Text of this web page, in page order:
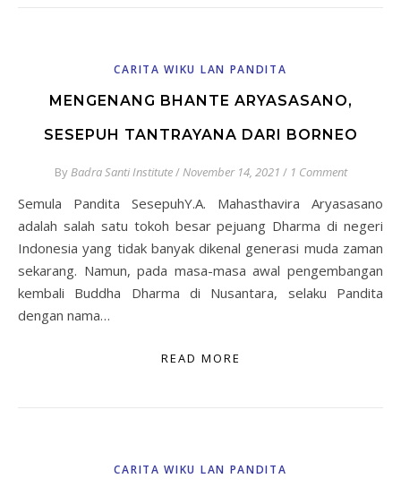
CARITA WIKU LAN PANDITA
MENGENANG BHANTE ARYASASANO,
SESEPUH TANTRAYANA DARI BORNEO
ByBadra Santi Institute/November 14, 2021 / 1 Comment
Semula Pandita SesepuhY.A. Mahasthavira Aryasasano
adalah salah satu tokoh besar pejuang Dharma di negeri
Indonesia yang tidak banyak dikenal generasi muda zaman
sekarang. Namun, pada masa-masa awal pengembangan
kembali Buddha Dharma di Nusantara, selaku Pandita
dengan nama…
READ MORE
CARITA WIKU LAN PANDITA